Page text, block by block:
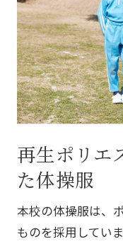
再生ポリエ
た体操服
本校の体操服は、
ものを採用してい